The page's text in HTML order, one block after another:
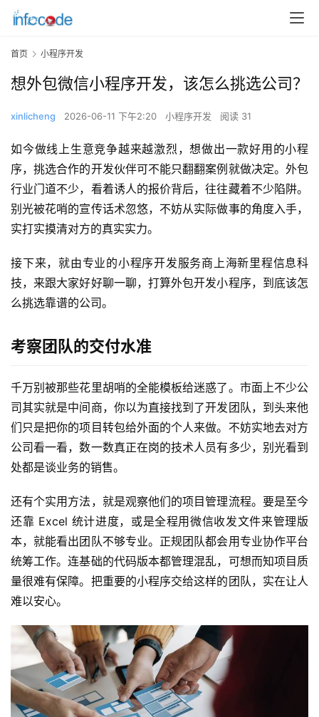
首页 小程序开发
想外包微信小程序开发，该怎么挑选公司？
xinlicheng 2026-06-11 下午2:20 小程序开发 阅读 31
如今做线上生意竞争越来越激烈，想做出一款好用的小程
序，挑选合作的开发伙伴可不能只翻翻案例就做决定。外包
行业门道不少，看着诱人的报价背后，往往藏着不少陷阱。
别光被花哨的宣传话术忽悠，不妨从实际做事的角度入手，
实打实摸清对方的真实实力。
接下来，就由专业的小程序开发服务商上海新里程信息科
技，来跟大家好好聊一聊，打算外包开发小程序，到底该怎
么挑选靠谱的公司。
考察团队的交付水准
千万别被那些花里胡哨的全能模板给迷惑了。市面上不少公
司其实就是中间商，你以为直接找到了开发团队，到头来他
们只是把你的项目转包给外面的个人来做。不妨实地去对方
公司看一看，数一数真正在岗的技术人员有多少，别光看到
处都是谈业务的销售。
还有个实用方法，就是观察他们的项目管理流程。要是至今
还靠 Excel 统计进度，或是全程用微信收发文件来管理版
本，就能看出团队不够专业。正规团队都会用专业协作平台
统筹工作。连基础的代码版本都管理混乱，可想而知项目质
量很难有保障。把重要的小程序交给这样的团队，实在让人
难以安心。